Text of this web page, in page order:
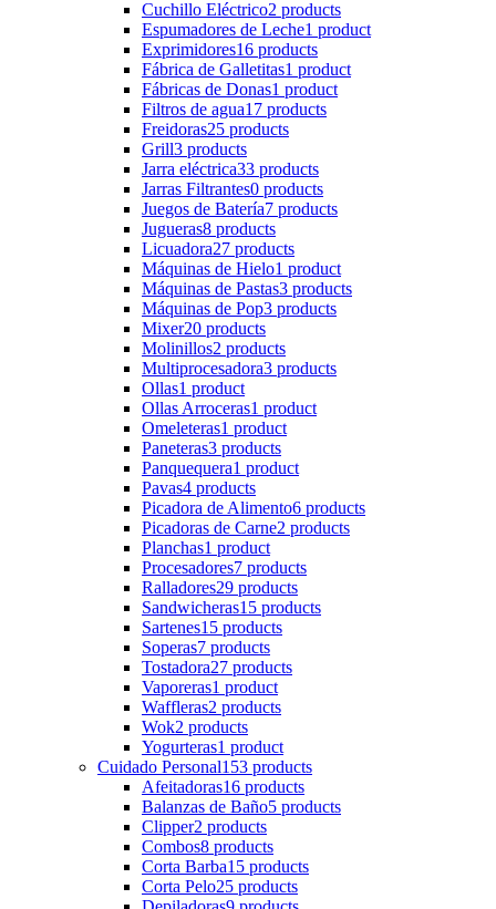
Cuchillo Eléctrico2 products
Espumadores de Leche1 product
Exprimidores16 products
Fábrica de Galletitas1 product
Fábricas de Donas1 product
Filtros de agua17 products
Freidoras25 products
Grill3 products
Jarra eléctrica33 products
Jarras Filtrantes0 products
Juegos de Batería7 products
Jugueras8 products
Licuadora27 products
Máquinas de Hielo1 product
Máquinas de Pastas3 products
Máquinas de Pop3 products
Mixer20 products
Molinillos2 products
Multiprocesadora3 products
Ollas1 product
Ollas Arroceras1 product
Omeleteras1 product
Paneteras3 products
Panquequera1 product
Pavas4 products
Picadora de Alimento6 products
Picadoras de Carne2 products
Planchas1 product
Procesadores7 products
Ralladores29 products
Sandwicheras15 products
Sartenes15 products
Soperas7 products
Tostadora27 products
Vaporeras1 product
Waffleras2 products
Wok2 products
Yogurteras1 product
Cuidado Personal153 products
Afeitadoras16 products
Balanzas de Baño5 products
Clipper2 products
Combos8 products
Corta Barba15 products
Corta Pelo25 products